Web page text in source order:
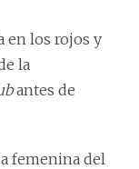
en los rojos y
la
antes de
femenina del